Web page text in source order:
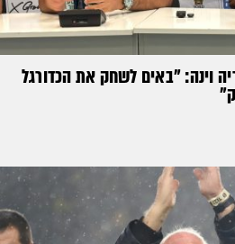
וינה: ״באים לשחק את הכדורגל